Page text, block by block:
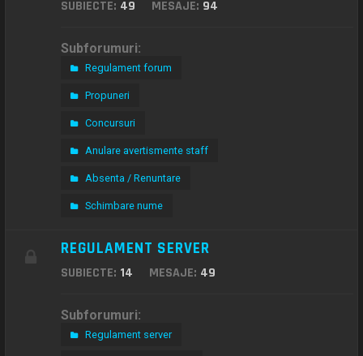
SUBIECTE: 49 MESAJE: 94
Subforumuri:
Regulament forum
Propuneri
Concursuri
Anulare avertismente staff
Absenta / Renuntare
Schimbare nume
REGULAMENT SERVER
SUBIECTE: 14 MESAJE: 49
Subforumuri:
Regulament server